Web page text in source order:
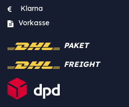
Klarna
Vorkasse
PAKET
FREIGHT